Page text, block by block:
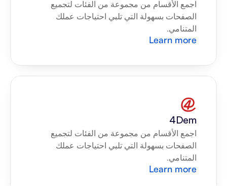
المتنامي.
Learn more
4Dem
المتنامي.
Learn more